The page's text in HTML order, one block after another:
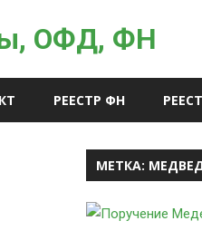
ОФД, ФН
РЕЕСТР ФН
МЕТКА: